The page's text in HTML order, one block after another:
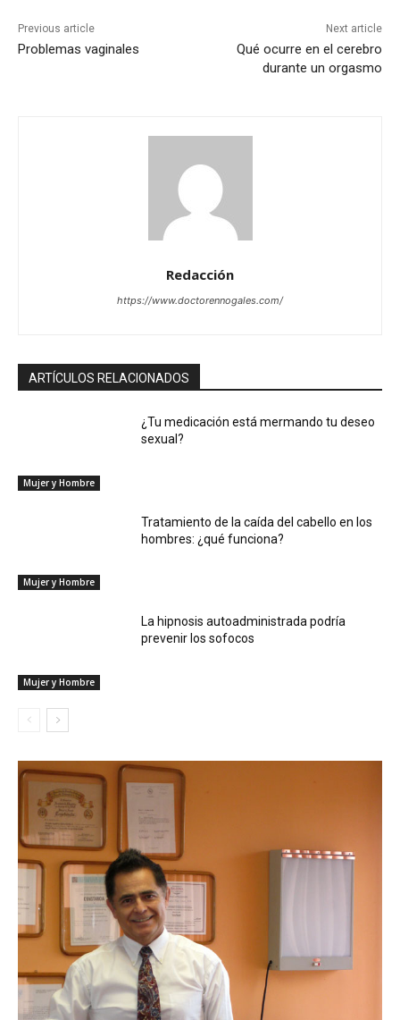
Previous article
Problemas vaginales
Next article
Qué ocurre en el cerebro
durante un orgasmo
Redacción
https://www.doctorennogales.com/
ARTÍCULOS RELACIONADOS
Mujer y Hombre
¿Tu medicación está mermando tu deseo
sexual?
Mujer y Hombre
Tratamiento de la caída del cabello en los
hombres: ¿qué funciona?
Mujer y Hombre
La hipnosis autoadministrada podría
prevenir los sofocos